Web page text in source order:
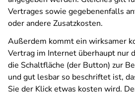
Vertrages sowie gegebenenfalls
oder andere Zusatzkosten.
Außerdem kommt ein wirksamer
Vertrag im Internet überhaupt nur
die Schaltfläche (der Button) zur
und gut lesbar so beschriftet ist,
Sie der Klick etwas kosten wird.